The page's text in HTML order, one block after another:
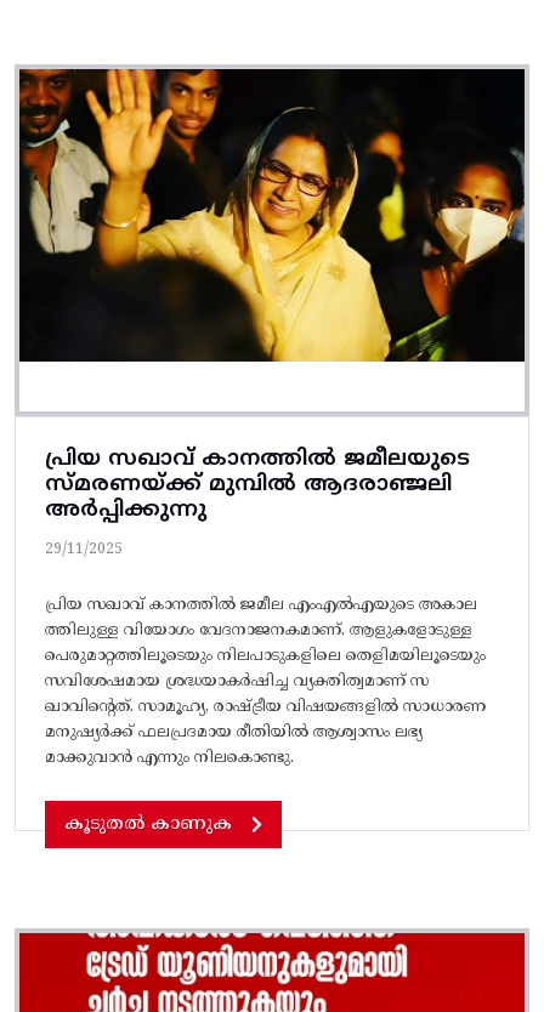
പ്രിയ സഖാവ് കാനത്തിൽ ജമീലയുടെ
സ്മരണയ്ക്ക് മുമ്പിൽ ആദരാഞ്ജലി
അർപ്പിക്കുന്നു
29/11/2025
പ്രിയ സഖാവ് കാനത്തിൽ ജമീല എംഎൽഎയുടെ അകാല
ത്തിലുള്ള വിയോഗം വേദനാജനകമാണ്. ആളുകളോടുള്ള
പെരുമാറ്റത്തിലൂടെയും നിലപാടുകളിലെ തെളിമയിലൂടെയും
സവിശേഷമായ ശ്രദ്ധയാകർഷിച്ച വ്യക്തിത്വമാണ് സ
ഖാവിൻ്റെത്. സാമൂഹ്യ, രാഷ്ട്രീയ വിഷയങ്ങളിൽ സാധാരണ
മനുഷ്യർക്ക് ഫലപ്രദമായ രീതിയിൽ ആശ്വാസം ലഭ്യ
മാക്കുവാൻ എന്നും നിലകൊണ്ടു.
കൂടുതൽ കാണുക